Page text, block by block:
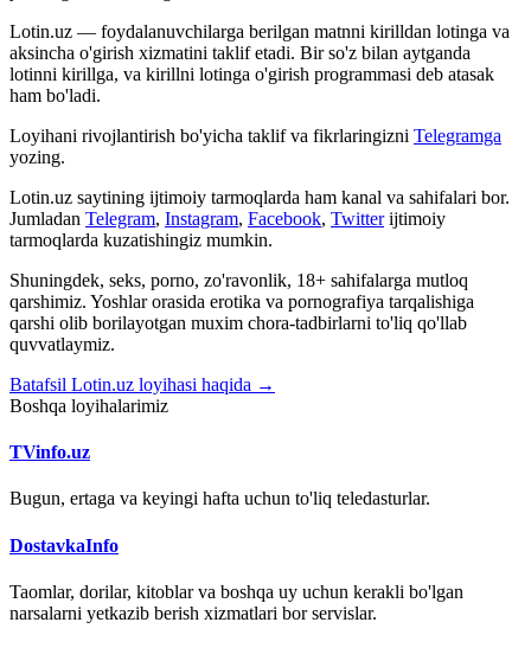
Lotin.uz — foydalanuvchilarga berilgan matnni kirilldan lotinga va
aksincha o'girish xizmatini taklif etadi. Bir so'z bilan aytganda
lotinni kirillga, va kirillni lotinga o'girish programmasi deb atasak
ham bo'ladi.
Loyihani rivojlantirish bo'yicha taklif va fikrlaringizni Telegramga
yozing.
Lotin.uz saytining ijtimoiy tarmoqlarda ham kanal va sahifalari bor.
Jumladan Telegram, Instagram, Facebook, Twitter ijtimoiy
tarmoqlarda kuzatishingiz mumkin.
Shuningdek, seks, porno, zo'ravonlik, 18+ sahifalarga mutloq
qarshimiz. Yoshlar orasida erotika va pornografiya tarqalishiga
qarshi olib borilayotgan muxim chora-tadbirlarni to'liq qo'llab
quvvatlaymiz.
Batafsil Lotin.uz loyihasi haqida →
Boshqa loyihalarimiz
TVinfo.uz
Bugun, ertaga va keyingi hafta uchun to'liq teledasturlar.
DostavkaInfo
Taomlar, dorilar, kitoblar va boshqa uy uchun kerakli bo'lgan
narsalarni yetkazib berish xizmatlari bor servislar.